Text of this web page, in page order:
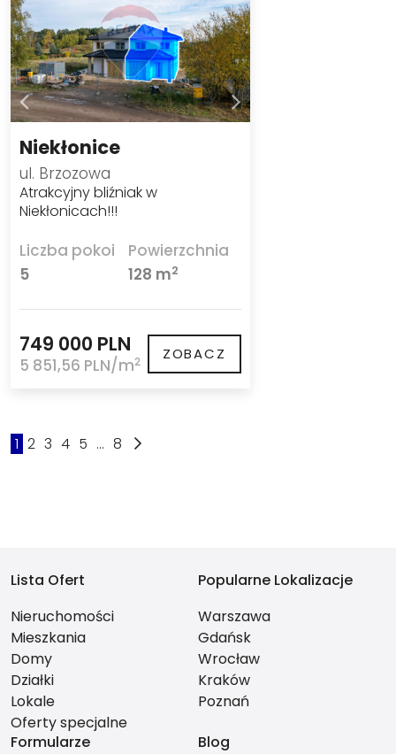
Niekłonice
ul. Brzozowa
Atrakcyjny bliźniak w
Niekłonicach!!!
Liczba pokoi
5
Powierzchnia
128 m2
749 000 PLN
5 851,56 PLN/m2 ZOBACZ
1 2 3 4 5 ... 8
Lista Ofert
Nieruchomości
Mieszkania
Domy
Działki
Lokale
Oferty specjalne
Popularne Lokalizacje
Warszawa
Gdańsk
Wrocław
Kraków
Poznań
Formularze
Blog